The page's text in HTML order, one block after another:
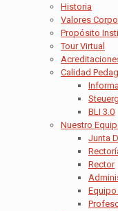
Historia
Valores
Propósito
Tour Virtual
Calidad
BLI 3.0
Nuestro
Junta
Rector